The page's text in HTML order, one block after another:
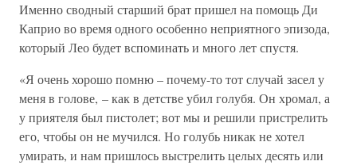
Именно сводный старший брат пришел на помощь Ди
Каприо во время одного особенно неприятного эпизода,
который Лео будет вспоминать и много лет спустя.
«Я очень хорошо помню – почему-то тот случай засел у
меня в голове, – как в детстве убил голубя. Он хромал, а
у приятеля был пистолет; вот мы и решили пристрелить
его, чтобы он не мучился. Но голубь никак не хотел
умирать, и нам пришлось выстрелить целых десять или